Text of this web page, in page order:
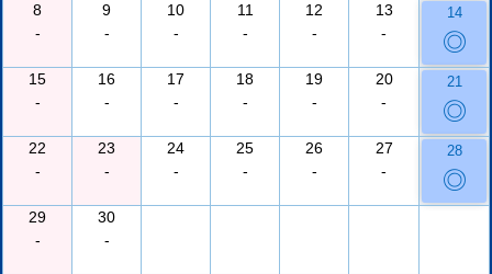
8
-
9
-
10
-
11
-
12
-
13
-
14
◎
15
-
16
-
17
-
18
-
19
-
20
-
21
◎
22
-
23
-
24
-
25
-
26
-
27
-
28
◎
29
-
30
-